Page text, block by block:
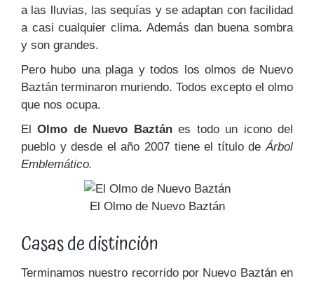
a las lluvias, las sequías y se adaptan con facilidad
a casi cualquier clima. Además dan buena sombra
y son grandes.
Pero hubo una plaga y todos los olmos de Nuevo
Baztán terminaron muriendo. Todos excepto el olmo
que nos ocupa.
ElOlmo de Nuevo Baztánes todo un icono del
pueblo y desde el año 2007 tiene el título deÁrbol
Emblemático.
El Olmo de Nuevo Baztán
Casas de distinción
Terminamos nuestro recorrido por Nuevo Baztán en